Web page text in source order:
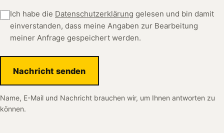
Ich habe die Datenschutzerklärung gelesen und bin damit
einverstanden, dass meine Angaben zur Bearbeitung
meiner Anfrage gespeichert werden.
Nachricht senden
Name, E-Mail und Nachricht brauchen wir, um Ihnen antworten zu
können.